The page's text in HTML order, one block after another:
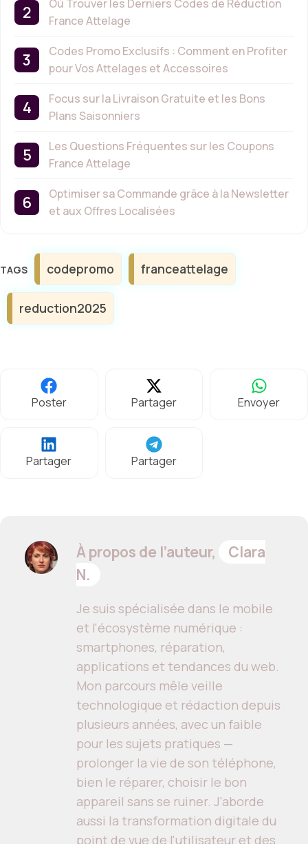
Où Trouver les Derniers Codes de Réduction
France Attelage
Codes Promo Exclusifs : Comment en Profiter
pour Vos Attelages et Accessoires
Focus sur la Livraison Gratuite et les Bons
Plans Saisonniers
Les Questions Fréquentes sur les Coupons
France Attelage
Optimiser sa Commande grâce à la Newsletter
et aux Offres Localisées
Étiquettes
codepromo franceattelage
reduction2025
Poster Partager Envoyer
Partager Partager
À propos de l’auteur,
Clara
N.
Je suis spécialisée dans le mobile
et l'écosystème numérique :
smartphones, réparation,
applications et tendances du web.
Mon parcours mêle veille
technologique et rédaction depuis
plusieurs années, avec un faible
pour les sujets pratiques —
prolonger la vie de son téléphone,
bien le réparer, choisir le bon
appareil sans se ruiner. J'aborde
aussi la transformation digitale du
point de vue de l'utilisateur et des